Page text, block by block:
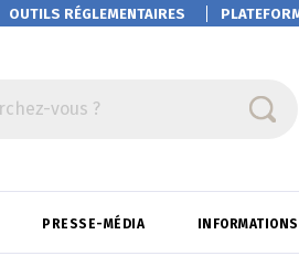
OUTILS RÉGLEMENTAIRES
vous ?
PRESSE-MÉDIA